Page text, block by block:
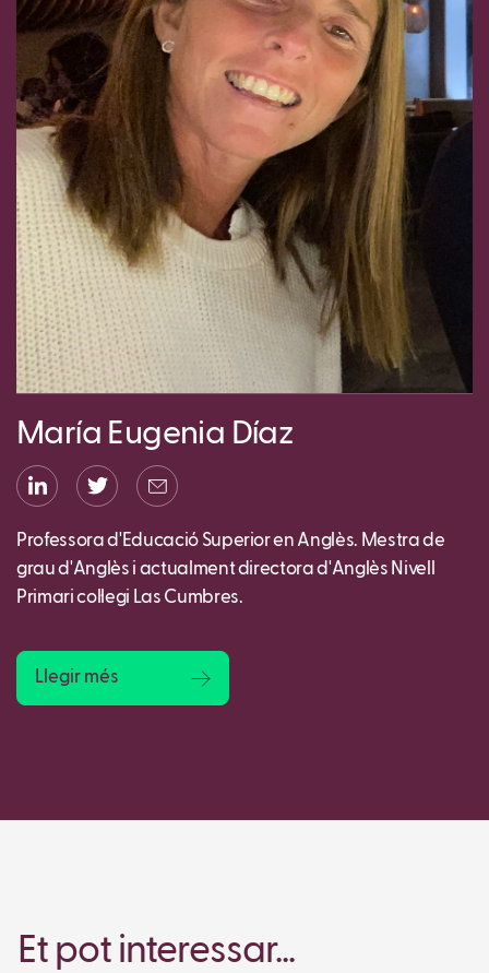
María Eugenia Díaz
Professora d'Educació Superior en Anglès. Mestra de
grau d'Anglès i actualment directora d'Anglès Nivell
Primari col·legi Las Cumbres.
Llegir més
Et pot interessar...